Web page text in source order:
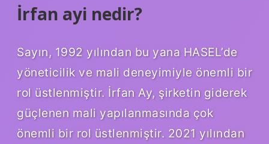
İrfan ayi nedir?
Sayın, 1992 yılından bu yana HASEL’de
yöneticilik ve mali deneyimiyle önemli bir
rol üstlenmiştir. İrfan Ay, şirketin giderek
güçlenen mali yapılanmasında çok
önemli bir rol üstlenmiştir. 2021 yılından